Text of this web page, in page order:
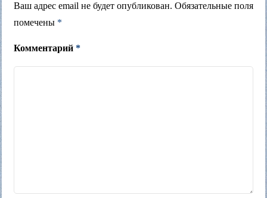
Ваш адрес email не будет опубликован. Обязательные поля
помечены *
Комментарий *